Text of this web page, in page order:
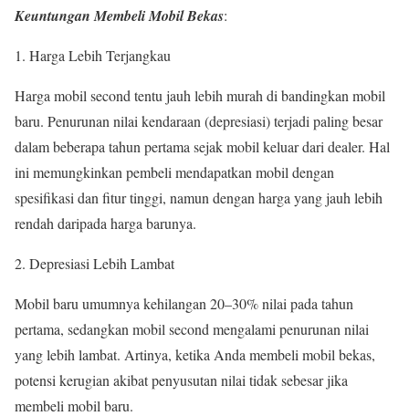
Keuntungan Membeli Mobil Bekas:
Harga Lebih Terjangkau
Harga mobil second tentu jauh lebih murah di bandingkan mobil
baru. Penurunan nilai kendaraan (depresiasi) terjadi paling besar
dalam beberapa tahun pertama sejak mobil keluar dari dealer. Hal
ini memungkinkan pembeli mendapatkan mobil dengan
spesifikasi dan fitur tinggi, namun dengan harga yang jauh lebih
rendah daripada harga barunya.
Depresiasi Lebih Lambat
Mobil baru umumnya kehilangan 20–30% nilai pada tahun
pertama, sedangkan mobil second mengalami penurunan nilai
yang lebih lambat. Artinya, ketika Anda membeli mobil bekas,
potensi kerugian akibat penyusutan nilai tidak sebesar jika
membeli mobil baru.